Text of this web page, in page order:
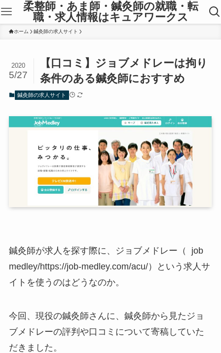
柔整師・あま師・鍼灸師の就職・転
職・求人情報はキュアワークス
ホーム 鍼灸師の求人サイト
【口コミ】ジョブメドレーは拘り
条件のある鍼灸師におすすめ
2020
5/27
鍼灸師の求人サイト
鍼灸師が求人を探す際に、ジョブメドレー（ job
medley/https://job-medley.com/acu/）という求人サ
イトを使うのはどうなのか。
今回、現役の鍼灸師さんに、鍼灸師から見たジョ
ブメドレーの評判や口コミについて寄稿していた
だきました。